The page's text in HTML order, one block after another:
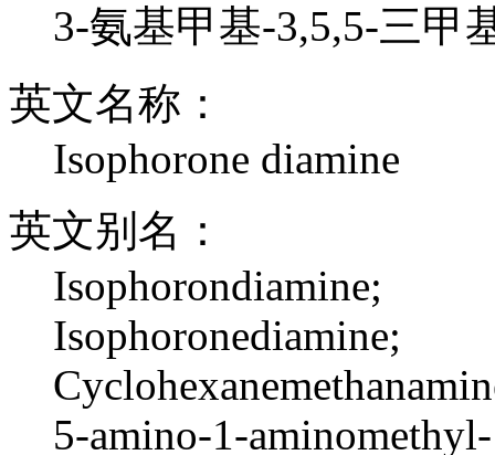
3-氨基甲基-3,5,5-三甲
英文名称：
Isophorone diamine
英文别名：
Isophorondiamine;
Isophoronediamine;
5-amino-1-